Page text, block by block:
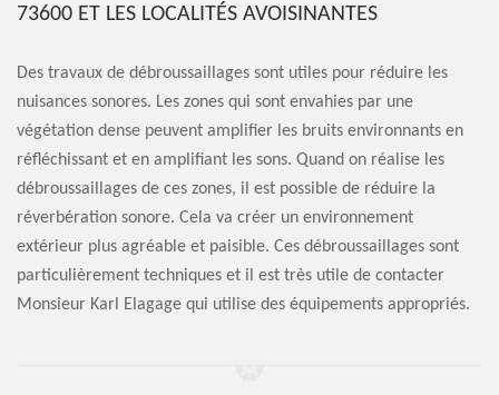
73600 ET LES LOCALITÉS AVOISINANTES
Des travaux de débroussaillages sont utiles pour réduire les
nuisances sonores. Les zones qui sont envahies par une
végétation dense peuvent amplifier les bruits environnants en
réfléchissant et en amplifiant les sons. Quand on réalise les
débroussaillages de ces zones, il est possible de réduire la
réverbération sonore. Cela va créer un environnement
extérieur plus agréable et paisible. Ces débroussaillages sont
particulièrement techniques et il est très utile de contacter
Monsieur Karl Elagage qui utilise des équipements appropriés.